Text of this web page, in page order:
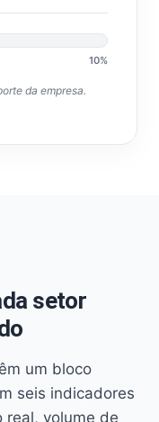
10%
da empresa.
setor
um bloco
seis indicadores
real, volume de